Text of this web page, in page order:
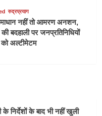
रुद्रप्रयाग
नहीं तो आमरण अनशन,
की बदहाली पर जनप्रतिनिधियों
अल्टीमेटम
निर्देशों के बाद भी नहीं खुली